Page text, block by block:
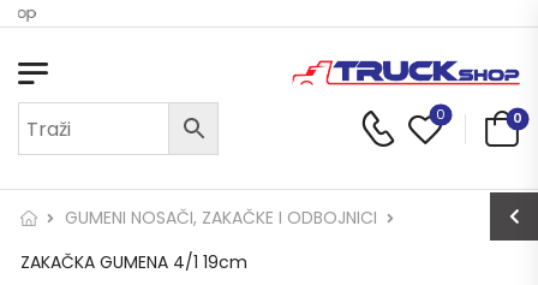
0 0
GUMENI NOSAČI, ZAKAČKE I ODBOJNICI
ZAKAČKA GUMENA 4/1 19cm